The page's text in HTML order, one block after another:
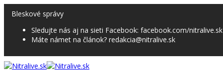
Bleskové správy
Sledujte nás aj na sieti Facebook: facebook.com/nitralive.sk
Máte námet na článok? redakcia@nitralive.sk